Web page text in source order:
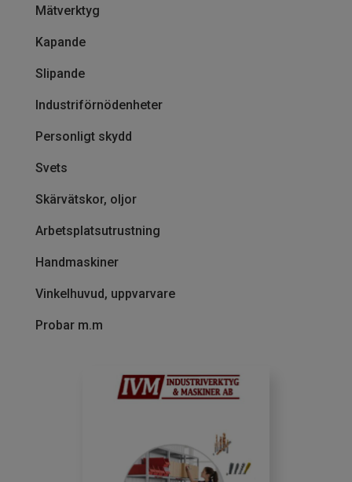
Mätverktyg
Kapande
Slipande
Industriförnödenheter
Personligt skydd
Svets
Skärvätskor, oljor
Arbetsplatsutrustning
Handmaskiner
Vinkelhuvud, uppvarvare
Probar m.m